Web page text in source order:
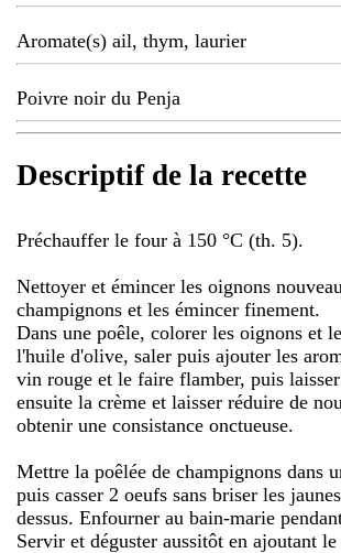
Aromate(s) ail, thym, laurier
Poivre noir du Penja
Descriptif de la recette
Préchauffer le four à 150 °C (th. 5).
Nettoyer et émincer les oignons
champignons et les émincer finement.
Dans une poêle, colorer les oignons et
l'huile d'olive, saler puis ajouter les
vin rouge et le faire flamber, puis
ensuite la crème et laisser réduire de
obtenir une consistance onctueuse.
Mettre la poêlée de champignons dans
puis casser 2 oeufs sans briser les
dessus. Enfourner au bain-marie
Servir et déguster aussitôt en ajoutant